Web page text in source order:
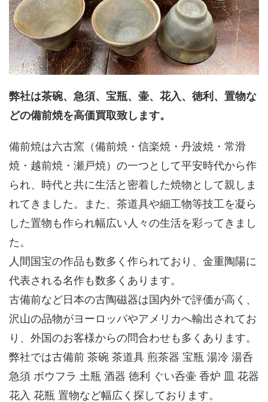
弊社は茶碗、急須、宝瓶、壷、花入、徳利、置物な
どの備前焼を高価買取致します。
備前焼は六古窯（備前焼・信楽焼・丹波焼・常滑
焼・越前焼・瀬戸焼）の一つとして平安時代から作
られ、時代と共に生活と密着した焼物として親しま
れてきました。また、茶道具や細工物等技工を凝ら
した置物も作られ幅広い人々の生活を彩ってきまし
た。
人間国宝の作品も数多く作られており、金重陶陽に
代表される名作も数多くあります。
古備前など日本の古陶磁器は国内外で評価が高く、
沢山の品物がヨーロッパやアメリカへ輸出されてお
り、外国のお客様からの問合わせも多くあります。
弊社では古備前 茶碗 茶道具 煎茶器 宝瓶 湯冷 湯呑
急須 ボウフラ 土瓶 酒器 徳利 ぐい呑壷 香炉 皿 花器
花入 花瓶 置物など幅広く探しております。